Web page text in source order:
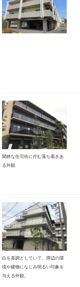
閑静な住宅街に佇む落ち着きあ
る外観
白を基調としていて、周辺の環
境や建物になじみ明るい印象を
与える外観。